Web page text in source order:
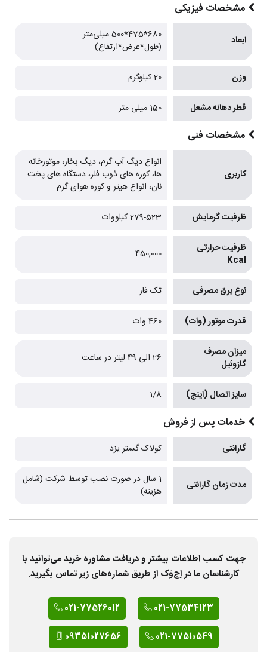
مشخصات فیزیکی
ابعاد
680*475*500 میلی‌متر
(طول*عرض*ارتفاع)
وزن 20 کیلوگرم
قطر دهانه مشعل 150 میلی متر
مشخصات فنی
کاربری
انواع دیگ آب گرم، دیگ بخار، موتورخانه
ها، کوره های ذوب فلر، دستگاه های پخت
نان، انواع هیتر و کوره هوای گرم
ظرفیت گرمایش 279-523 کیلووات
ظرفیت حرارتی
Kcal
450,000
نوع برق مصرفی تک فاز
قدرت موتور (وات) 460 وات
میزان مصرف
گازوئیل
26 الی 49 لیتر در ساعت
سایز اتصال (اینچ) 1/8
خدمات پس از فروش
گارانتی کولاک گستر یزد
مدت زمان گارانتی
1 سال در صورت نصب توسط شرکت (شامل
هزینه)
جهت کسب اطلاعات بیشتر و دریافت مشاوره خرید می‌توانید با
کارشناسان ما در اِچ‌وَک از طریق شماره‌های زیر تماس بگیرید.
021-77534123
021-77526012
021-77510549
09351027656